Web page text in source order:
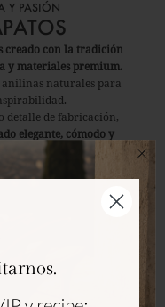
Y PASIÓN
creado con la tradición
y materiales premium.
naturales para
detalle de fabricación,
elegante, cómodo y
estilo y confianza.
Romero
visionaria y pionera
a una marca, nuestra